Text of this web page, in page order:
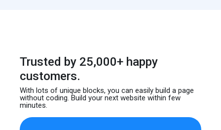
Trusted by 25,000+ happy
customers.
With lots of unique blocks, you can easily builda page
without coding. Build your next websitewithin few
minutes.